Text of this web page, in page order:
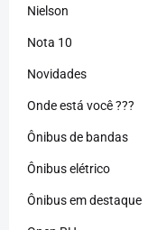
Nielson
Nota 10
Novidades
Onde está você ???
Ônibus de bandas
Ônibus elétrico
Ônibus em destaque